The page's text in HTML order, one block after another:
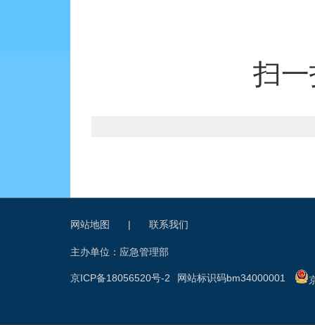
扫
网站地图 | 联系我们
主办单位：应急管理部
网站标识码bm34000001
京ICP备18056520号-2